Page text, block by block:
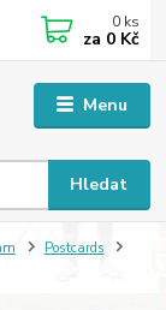
Menu
Hledat
0 ks
za 0 Kč
Postcards